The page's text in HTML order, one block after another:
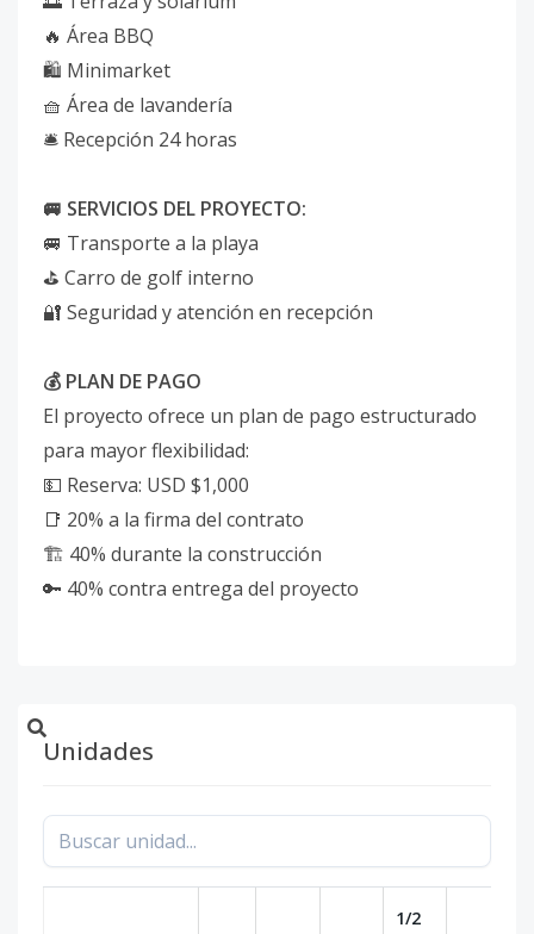
🔥 Área BBQ
🛍️ Minimarket
🧺 Área de lavandería
🛎️ Recepción 24 horas
🚐 SERVICIOS DEL PROYECTO:
🚐 Transporte a la playa
⛳ Carro de golf interno
🔐 Seguridad y atención en recepción
💰 PLAN DE PAGO
El proyecto ofrece un plan de pago estructurado
para mayor flexibilidad:
💵 Reserva: USD $1,000
📑 20% a la firma del contrato
🏗️ 40% durante la construcción
🔑 40% contra entrega del proyecto
Unidades
1/2